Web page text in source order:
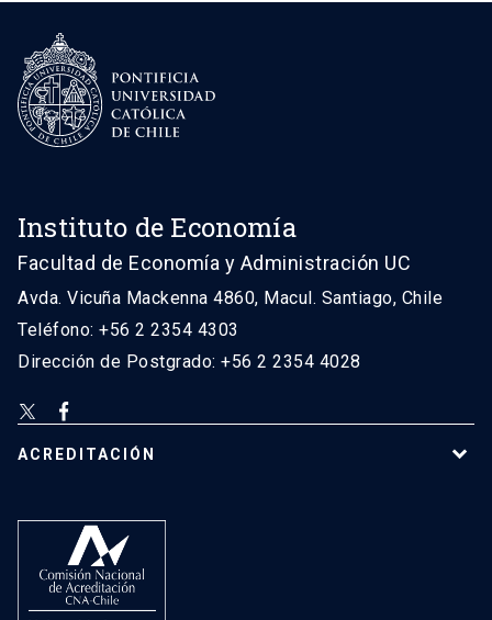
Instituto de Economía
Facultad de Economía y Administración UC
Avda. Vicuña Mackenna 4860, Macul. Santiago, Chile
Teléfono: +56 2 2354 4303
Dirección de Postgrado: +56 2 2354 4028
ACREDITACIÓN